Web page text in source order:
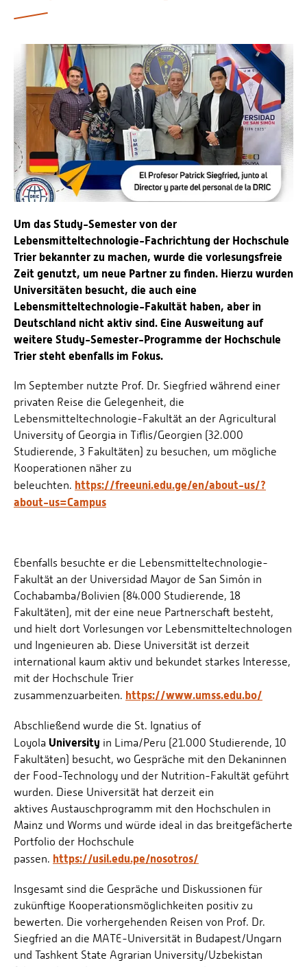
Personalvertretungen
Informationssicherheit
Personalentwicklung
Personensuche
Um das Study-Semester von der
Lebensmitteltechnologie-Fachrichtung der Hochschule
Trier bekannter zu machen, wurde die vorlesungsfreie
Zeit genutzt, um neue Partner zu finden. Hierzu wurden
Universitäten besucht, die auch eine
Lebensmitteltechnologie-Fakultät haben, aber in
Deutschland nicht aktiv sind. Eine Ausweitung auf
weitere Study-Semester-Programme der Hochschule
Trier steht ebenfalls im Fokus.
Im September nutzte Prof. Dr. Siegfried während einer
privaten Reise die Gelegenheit, die
Lebensmitteltechnologie-Fakultät an der Agricultural
University of Georgia in Tiflis/Georgien (32.000
Studierende, 3 Fakultäten) zu besuchen, um mögliche
Kooperationen näher zu
beleuchten. https://freeuni.edu.ge/en/about-us/?
about-us=Campus
Ebenfalls besuchte er die Lebensmitteltechnologie-
Fakultät an der Universidad Mayor de San Simón in
Cochabamba/Bolivien (84.000 Studierende, 18
Fakultäten), mit der eine neue Partnerschaft besteht,
und hielt dort Vorlesungen vor Lebensmitteltechnologen
und Ingenieuren ab. Diese Universität ist derzeit
international kaum aktiv und bekundet starkes Interesse,
mit der Hochschule Trier
zusammenzuarbeiten. https://www.umss.edu.bo/
Abschließend wurde die St. Ignatius of
Loyola University in Lima/Peru (21.000 Studierende, 10
Fakultäten) besucht, wo Gespräche mit den Dekaninnen
der Food-Technology und der Nutrition-Fakultät geführt
wurden. Diese Universität hat derzeit ein
aktives Austauschprogramm mit den Hochschulen in
Mainz und Worms und würde ideal in das breitgefächerte
Portfolio der Hochschule
passen. https://usil.edu.pe/nosotros/
Insgesamt sind die Gespräche und Diskussionen für
zukünftige Kooperationsmöglichkeiten positiv zu
bewerten. Die vorhergehenden Reisen von Prof. Dr.
Siegfried an die MATE-Universität in Budapest/Ungarn
und Tashkent State Agrarian University/Uzbekistan